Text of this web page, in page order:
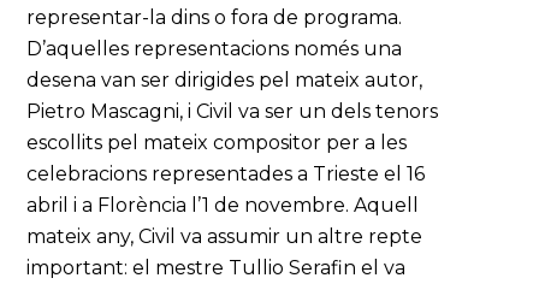
representar-la dins o fora de programa.
D’aquelles representacions només una
desena van ser dirigides pel mateix autor,
Pietro Mascagni, i Civil va ser un dels tenors
escollits pel mateix compositor per a les
celebracions representades a Trieste el 16
abril i a Florència l’1 de novembre. Aquell
mateix any, Civil va assumir un altre repte
important: el mestre Tullio Serafin el va